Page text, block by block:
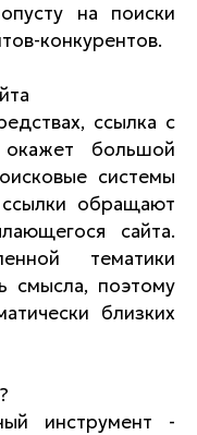
на поиски
конкурентов.
ссылка с
окажет большой
системы
обращают
сайта.
тематики
смысла, поэтому
близких
инструмент -